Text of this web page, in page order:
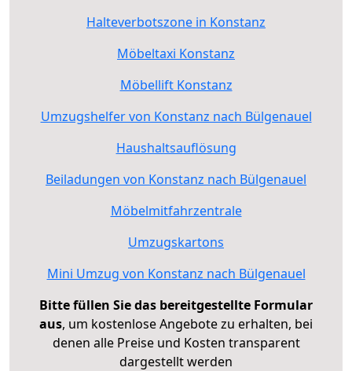
Halteverbotszone in Konstanz
Möbeltaxi Konstanz
Möbellift Konstanz
Umzugshelfer von Konstanz nach Bülgenauel
Haushaltsauflösung
Beiladungen von Konstanz nach Bülgenauel
Möbelmitfahrzentrale
Umzugskartons
Mini Umzug von Konstanz nach Bülgenauel
Bitte füllen Sie das bereitgestellte Formular
aus, um kostenlose Angebote zu erhalten, bei
denen alle Preise und Kosten transparent
dargestellt werden